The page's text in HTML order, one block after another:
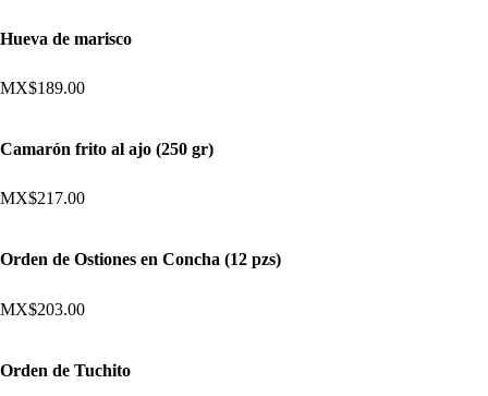
Hueva de marisco
MX$189.00
Camarón frito al ajo (250 gr)
MX$217.00
Orden de Ostiones en Concha (12 pzs)
MX$203.00
Orden de Tuchito